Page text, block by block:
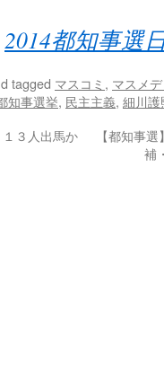
2014都知事選
tagged マスコミ , マスメ
知事選挙, 民主主義, 細川護
３人出馬か
【都知事
補